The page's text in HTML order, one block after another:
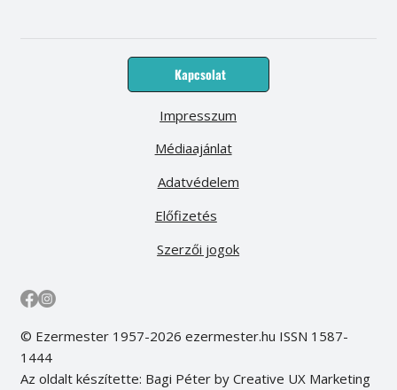
Kapcsolat
Médiaajánlat
Előfizetés
Impresszum
Adatvédelem
Szerzői jogok
© Ezermester 1957-2026 ezermester.hu ISSN 1587-
1444
Az oldalt készítette: Bagi Péter by Creative UX Marketing